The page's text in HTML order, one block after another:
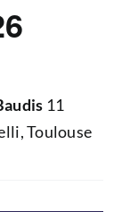
11
Toulouse